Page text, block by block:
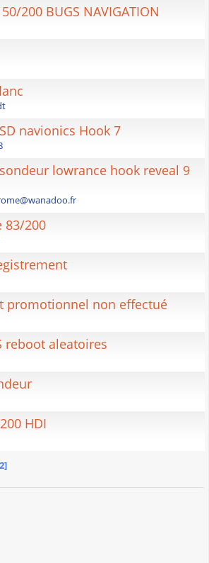
200 BUGS NAVIGATION
navionics Hook 7
lowrance hook reveal 9
83/200
promotionnel non effectué
reboot aleatoires
HDI
2